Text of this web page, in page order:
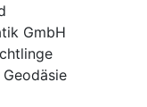
GmbH